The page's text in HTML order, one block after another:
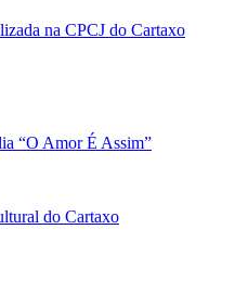
na CPCJ do Cartaxo
“O Amor É Assim”
do Cartaxo